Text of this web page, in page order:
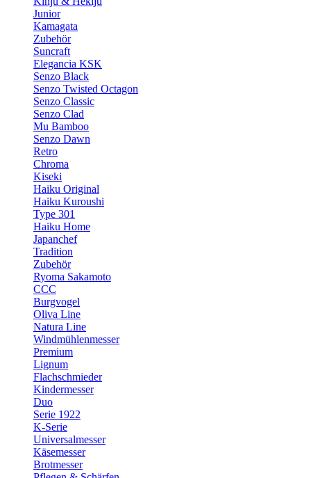
Junior
Kamagata
Zubehör
Suncraft
Elegancia KSK
Senzo Black
Senzo Twisted Octagon
Senzo Classic
Senzo Clad
Mu Bamboo
Senzo Dawn
Retro
Chroma
Kiseki
Haiku Original
Haiku Kuroushi
Type 301
Haiku Home
Japanchef
Tradition
Zubehör
Ryoma Sakamoto
CCC
Burgvogel
Oliva Line
Natura Line
Windmühlenmesser
Premium
Lignum
Flachschmieder
Kindermesser
Duo
Serie 1922
K-Serie
Universalmesser
Käsemesser
Brotmesser